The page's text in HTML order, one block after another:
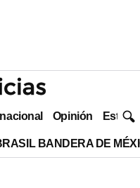
Opinión Estilo
BANDERA DE